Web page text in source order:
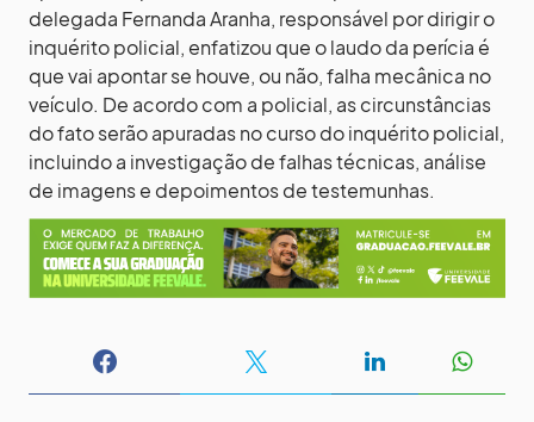
delegada Fernanda Aranha, responsável por dirigir o
inquérito policial, enfatizou que o laudo da perícia é
que vai apontar se houve, ou não, falha mecânica no
veículo. De acordo com a policial, as circunstâncias
do fato serão apuradas no curso do inquérito policial,
incluindo a investigação de falhas técnicas, análise
de imagens e depoimentos de testemunhas.